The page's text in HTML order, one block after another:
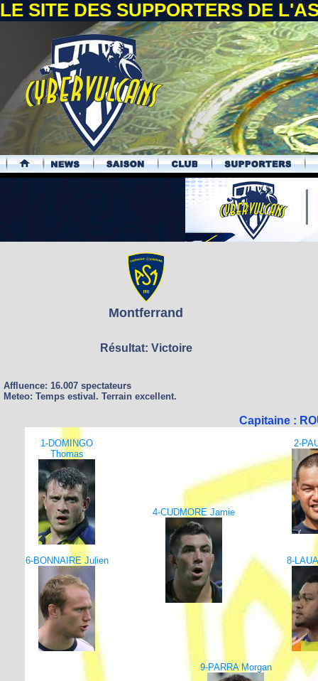
LE SITE DES SUPPORTERS DE
.
Montferrand
Résultat: Victoire
Affluence: 16.007 spectateurs
Meteo: Temps estival. Terrain excellent.
Capitaine :
1-DOMINGO
Thomas
2-
4-CUDMORE Jamie
6-BONNAIRE Julien 8-
9-PARRA Morgan